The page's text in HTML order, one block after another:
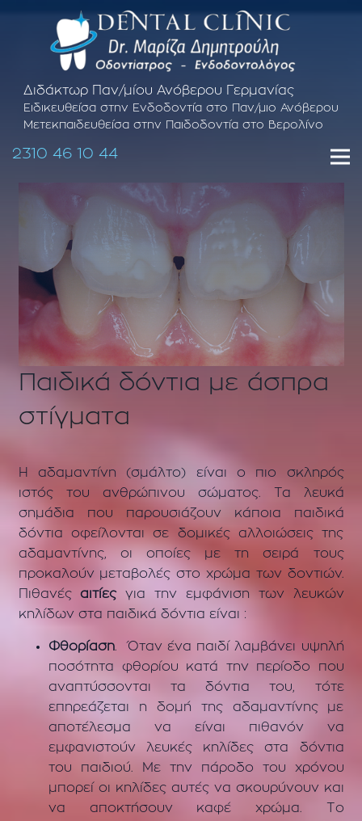
Διδάκτωρ Παν/μίου Ανόβερου Γερμανίας
Ειδικευθείσα στην Ενδοδοντία στο Παν/μιο Ανόβερου
Μετεκπαιδευθείσα στην Παιδοδοντία στο Βερολίνο
2310 46 10 44
Παιδικά δόντια με άσπρα
στίγματα
Η αδαμαντίνη (σμάλτο) είναι ο πιο σκληρός
ιστός του ανθρώπινου σώματος. Τα λευκά
σημάδια που παρουσιάζουν κάποια παιδικά
δόντια οφείλονται σε δομικές αλλοιώσεις της
αδαμαντίνης, οι οποίες με τη σειρά τους
προκαλούν μεταβολές στο χρώμα των δοντιών.
Πιθανέςαιτίεςγια την εμφάνιση των λευκών
κηλίδων στα παιδικά δόντια είναι :
Φθορίαση. Όταν ένα παιδί λαμβάνει υψηλή
ποσότητα φθορίου κατά την περίοδο που
αναπτύσσονται τα δόντια του, τότε
επηρεάζεται η δομή της αδαμαντίνης με
αποτέλεσμα να είναι πιθανόν να
εμφανιστούν λευκές κηλίδες στα δόντια
του παιδιού. Με την πάροδο του χρόνου
μπορεί οι κηλίδες αυτές να σκουρύνουν και
να αποκτήσουν καφέ χρώμα. Το